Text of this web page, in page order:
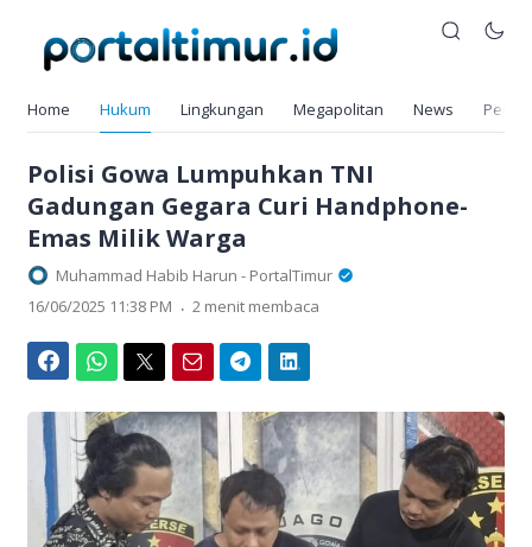
Home Hukum Lingkungan Megapolitan News
Polisi Gowa Lumpuhkan TNI
Gadungan Gegara Curi Handphone-
Emas Milik Warga
Muhammad Habib Harun - PortalTimur
16/06/2025 11:38 PM . 2 menit membaca